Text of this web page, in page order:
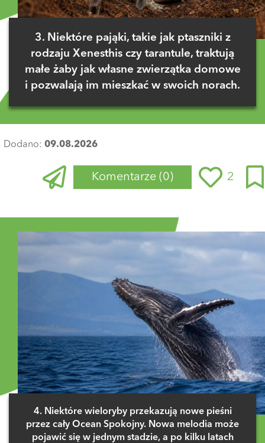
3. Niektóre pająki, takie jak ptaszniki z
rodzaju Xenesthis czy tarantule, traktują
małe żaby jak własne zwierzątka domowe
i pozwalają im mieszkać w swoich norach.
Dodano: 09.08.2026
Komentarze (0) 2
4. Niektóre wieloryby przekazują nowe pieśni
przez cały Ocean Spokojny. Nowa melodia może
pojawić się w jednym stadzie, a po kilku latach